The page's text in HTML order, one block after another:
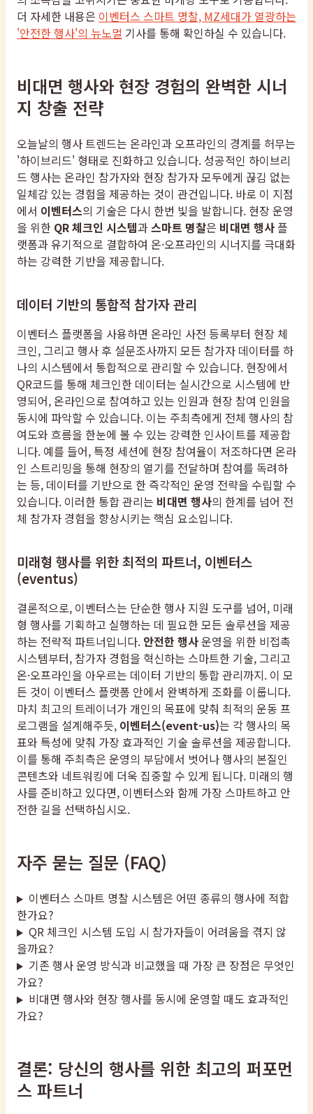
더 자세한 내용은 이벤터스 스마트 명찰, MZ세대가 열광하는
'안전한 행사'의 뉴노멀 기사를 통해 확인하실 수 있습니다.
비대면 행사와 현장 경험의 완벽한 시너
지 창출 전략
오늘날의 행사 트렌드는 온라인과 오프라인의 경계를 허무는
'하이브리드' 형태로 진화하고 있습니다. 성공적인 하이브리
드 행사는 온라인 참가자와 현장 참가자 모두에게 끊김 없는
일체감 있는 경험을 제공하는 것이 관건입니다. 바로 이 지점
에서 이벤터스의 기술은 다시 한번 빛을 발합니다. 현장 운영
을 위한 QR 체크인 시스템과스마트 명찰은 비대면 행사 플
랫폼과 유기적으로 결합하여 온·오프라인의 시너지를 극대화
하는 강력한 기반을 제공합니다.
데이터 기반의 통합적 참가자 관리
이벤터스 플랫폼을 사용하면 온라인 사전 등록부터 현장 체
크인, 그리고 행사 후 설문조사까지 모든 참가자 데이터를 하
나의 시스템에서 통합적으로 관리할 수 있습니다. 현장에서
QR코드를 통해 체크인한 데이터는 실시간으로 시스템에 반
영되어, 온라인으로 참여하고 있는 인원과 현장 참여 인원을
동시에 파악할 수 있습니다. 이는 주최측에게 전체 행사의 참
여도와 흐름을 한눈에 볼 수 있는 강력한 인사이트를 제공합
니다. 예를 들어, 특정 세션에 현장 참여율이 저조하다면 온라
인 스트리밍을 통해 현장의 열기를 전달하며 참여를 독려하
는 등, 데이터를 기반으로 한 즉각적인 운영 전략을 수립할 수
있습니다. 이러한 통합 관리는 비대면 행사의 한계를 넘어 전
체 참가자 경험을 향상시키는 핵심 요소입니다.
미래형 행사를 위한 최적의 파트너, 이벤터스
(eventus)
결론적으로, 이벤터스는 단순한 행사 지원 도구를 넘어, 미래
형 행사를 기획하고 실행하는 데 필요한 모든 솔루션을 제공
하는 전략적 파트너입니다. 안전한 행사운영을 위한 비접촉
시스템부터, 참가자 경험을 혁신하는 스마트한 기술, 그리고
온·오프라인을 아우르는 데이터 기반의 통합 관리까지. 이 모
든 것이 이벤터스 플랫폼 안에서 완벽하게 조화를 이룹니다.
마치 최고의 트레이너가 개인의 목표에 맞춰 최적의 운동 프
로그램을 설계해주듯, 이벤터스(event-us)는 각 행사의 목
표와 특성에 맞춰 가장 효과적인 기술 솔루션을 제공합니다.
이를 통해 주최측은 운영의 부담에서 벗어나 행사의 본질인
콘텐츠와 네트워킹에 더욱 집중할 수 있게 됩니다. 미래의 행
사를 준비하고 있다면, 이벤터스와 함께 가장 스마트하고 안
전한 길을 선택하십시오.
자주 묻는 질문 (FAQ)
이벤터스 스마트 명찰 시스템은 어떤 종류의 행사에 적합
한가요?
QR 체크인 시스템 도입 시 참가자들이 어려움을 겪지 않
을까요?
기존 행사 운영 방식과 비교했을 때 가장 큰 장점은 무엇인
가요?
비대면 행사와 현장 행사를 동시에 운영할 때도 효과적인
가요?
결론: 당신의 행사를 위한 최고의 퍼포먼
스 파트너